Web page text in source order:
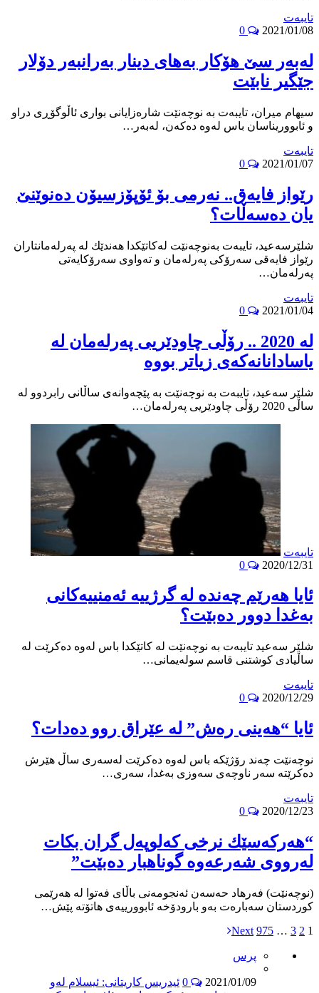
تایبه‌ت
2021/01/08
له‌به‌ر سێ هۆكار به‌هاى دینار به‌رانبه‌ر دۆلار
جێگیر نابێت
سیهام میران، تایبه‌ت به‌ نوچه‌نێت شاره‌زایانى بوارى ئاڵوگۆڕى دراو
و ئابووریناسان باس له‌وه‌ ده‌كه‌ن، له‌به‌ر…
تایبه‌ت
2021/01/07
رێواز فایه‌ق.. نه‌رمى بۆ ئۆپۆزسیۆن ده‌نوێنێ
یان ده‌سه‌ڵات؟
شلێرسەعید، تایبەت بەنوچەنێت له‌كاتێكدا هه‌ندێك له‌ په‌رله‌مانتاران
رێواز فایه‌قى سه‌رۆكى په‌رله‌مان و ته‌واوى سه‌رۆكایه‌تی
په‌رله‌مان‌…
تایبه‌ت
2021/01/04
له‌ 2020 .. رۆڵى چاودێریى په‌رله‌مان له‌
یاسادانانه‌كه‌ى زیاتر بووه‌
شلێر سه‌عید، تایبه‌ت به‌ نوچه‌نێت به‌ پێچه‌وانه‌ى ساڵانى رابردوو له‌
ساڵى 2020 رۆڵى چاودێریى په‌رله‌مان…
تایبه‌ت
2020/12/31
ئایا هه‌رێم چه‌نده‌ له‌ گرژییه ئه‌منییه‌كانى
به‌غدا دوور ده‌بێت؟
شلێر سه‌عید تایبه‌ت به‌ نوچه‌نێت له‌ كاتێكدا باس له‌وه‌ ده‌كرێت له‌
ساڵیادى كوشتنى قاسم سوله‌یمانى…
تایبه‌ت
2020/12/29
ئایا “هه‌ینى ره‌ش” له‌ عێراق روو ده‌دات؟
نوچه‌نێت چه‌ند رۆژێكه‌ باس له‌وه‌ ده‌كرێت له‌سه‌رى ساڵ هێرش
ده‌كرێته‌ سه‌ر ناوچه‌ى سه‌وزى به‌غدا، سه‌رى…
تایبه‌ت
2020/12/23
“هەركەسێك نرخی كەلوپەل گران بكات
لەرووی شەرعەوە گوناهبار دەبێت”
(نوچەنێت) فەرهاد حەسەن ئەنجومەنی باڵای فەتوا لە هەرێمی
کوردستان سەبارەت بەو بارودۆخە ئابوورییەی هاتۆتە پێش…
1
2
3
…
975
Next
پرس
2021/01/09
ئیدریس کاریتانی: ئیسلام لەو